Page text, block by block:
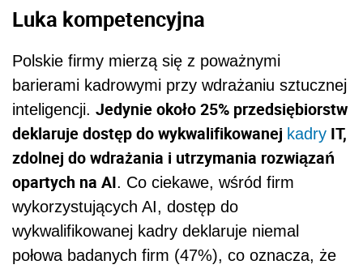
Luka kompetencyjna
Polskie firmy mierzą się z poważnymi
barierami kadrowymi przy wdrażaniu sztucznej
inteligencji. Jedynie około 25% przedsiębiorstw
deklaruje dostęp do wykwalifikowanej kadry IT,
zdolnej do wdrażania i utrzymania rozwiązań
opartych na AI. Co ciekawe, wśród firm
wykorzystujących AI, dostęp do
wykwalifikowanej kadry deklaruje niemal
połowa badanych firm (47%), co oznacza, że